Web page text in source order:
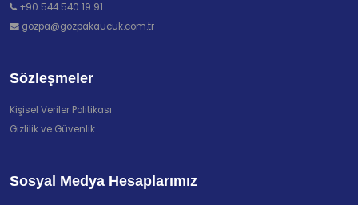
+90 544 540 19 91
gozpa@gozpakaucuk.com.tr
Sözleşmeler
Kişisel Veriler Politikası
Gizlilik ve Güvenlik
Sosyal Medya Hesaplarımız